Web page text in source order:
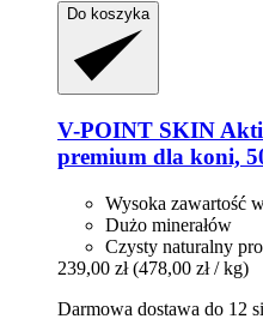
Do koszyka
V-POINT SKIN
premium dla koni,
Wysoka zawartość
Dużo minerałów
Czysty naturalny
239,00 zł (478,00 zł / kg)
Darmowa dostawa do 12